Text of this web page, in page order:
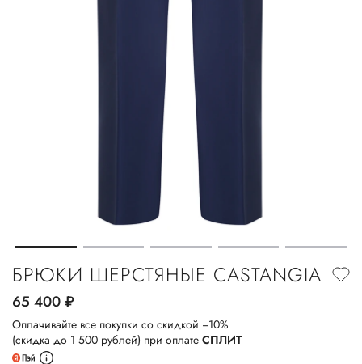
БРЮКИ ШЕРСТЯНЫЕ CASTANGIA
65 400руб.
Оплачивайте все покупки со скидкой −10%
(скидка до 1 500 рублей) при оплате СПЛИТ